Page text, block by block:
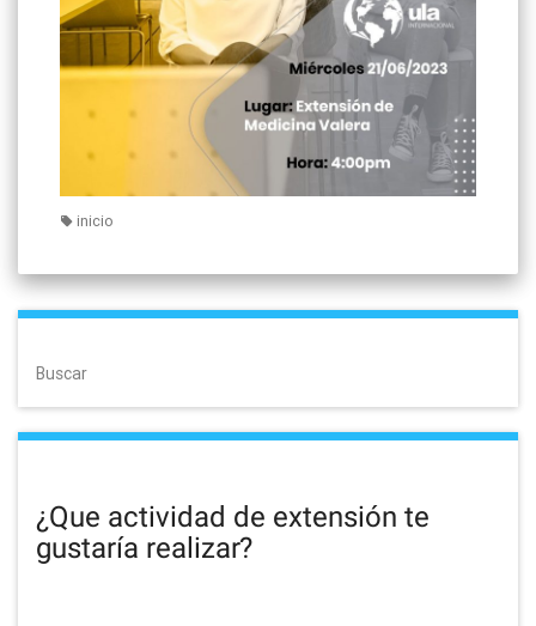
inicio
Buscar
¿Que actividad de extensión te
gustaría realizar?